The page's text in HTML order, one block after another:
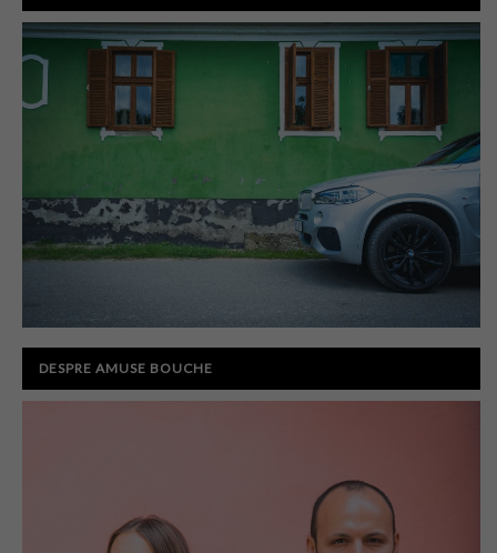
DESPRE AMUSE BOUCHE